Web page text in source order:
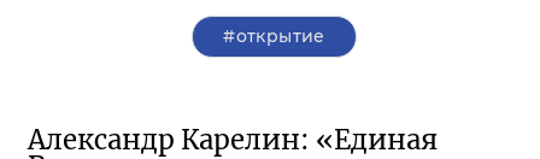
#открытие
Александр Карелин: «Единая